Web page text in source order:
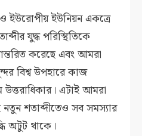
ও ইউরোপীয় ইউনিয়ন একত্রে
যুদ্ধ পরিস্থিতিকে
করেছে এবং আমরা
বিশ্ব উপহারে কাজ
এটাই আমরা
শতাব্দীতেও সব সমস্যার
অটুট থাকে।